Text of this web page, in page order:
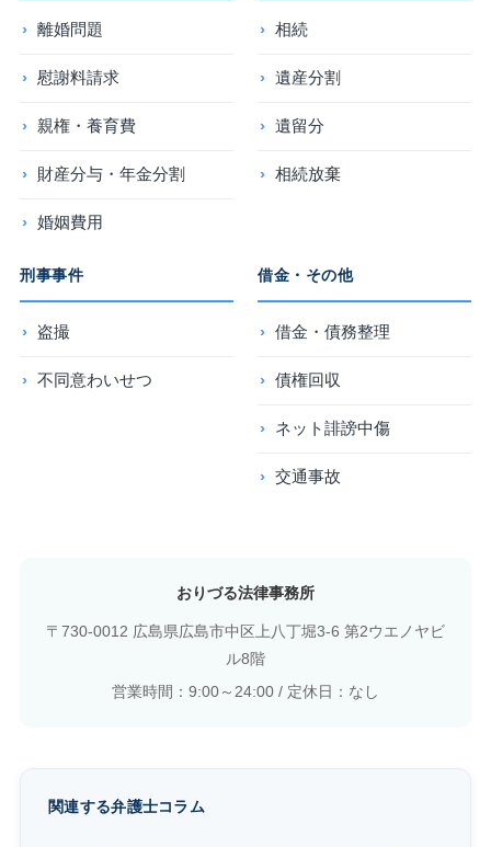
離婚問題
慰謝料請求
親権・養育費
財産分与・年金分割
婚姻費用
相続
遺産分割
遺留分
相続放棄
刑事事件
盗撮
不同意わいせつ
借金・その他
借金・債務整理
債権回収
ネット誹謗中傷
交通事故
おりづる法律事務所
〒730-0012 広島県広島市中区上八丁堀3-6 第2ウエノヤビ
ル8階
営業時間：9:00～24:00 / 定休日：なし
関連する弁護士コラム